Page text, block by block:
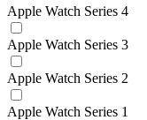
Apple Watch Series 4
Apple Watch Series 3
Apple Watch Series 2
Apple Watch Series 1